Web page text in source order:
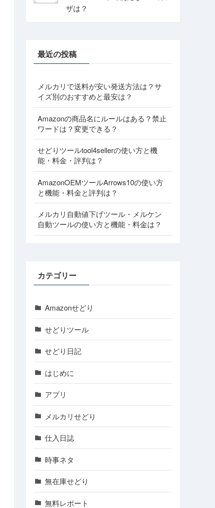
ザは？
最近の投稿
メルカリで送料が安い発送方法は？サ
イズ別のおすすめと最安は？
Amazonの商品名にルールはある？禁止
ワードは？変更できる？
せどりツールtool4sellerの使い方と機
能・料金・評判は？
AmazonOEMツールArrows10の使い方
と機能・料金と評判は？
メルカリ自動値下げツール・メルケン
自動ツールの使い方と機能・料金は？
カテゴリー
Amazonせどり
せどりツール
せどり日記
はじめに
アプリ
メルカリせどり
仕入日誌
時事ネタ
無在庫せどり
無料レポート